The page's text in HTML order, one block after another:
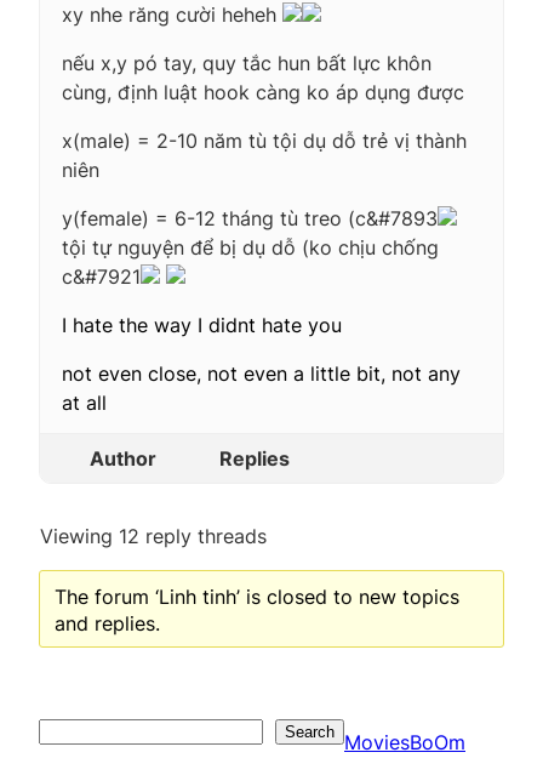
xy nhe răng cười heheh
nếu x,y pó tay, quy tắc hun bất lực khôn
cùng, định luật hook càng ko áp dụng được
x(male) = 2-10 năm tù tội dụ dỗ trẻ vị thành
niên
y(female) = 6-12 tháng tù treo (c&#7893
tội tự nguyện để bị dụ dỗ (ko chịu chống
c&#7921
I hate the way I didnt hate you
not even close, not even a little bit, not any
at all
Author Replies
Viewing 12 reply threads
The forum ‘Linh tinh’ is closed to new topics
and replies.
Search MoviesBoOm